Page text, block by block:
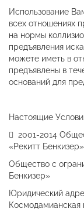
Использование
всех отношениях
на нормы
предъявления
можете иметь в
предъявлены в
оснований для
Настоящие
 2001-2014
«Рекитт
Общество с
Бенкизер»
Юридический
Космодамианская